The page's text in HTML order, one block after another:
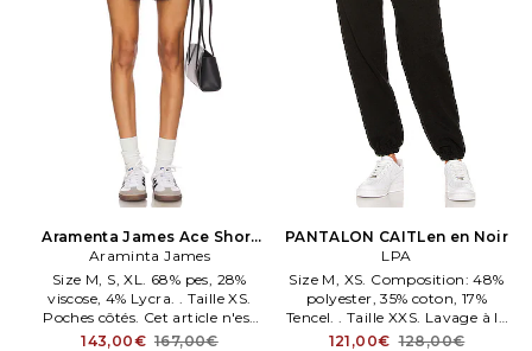
Aramenta James Ace Short
en Noir
Araminta James
Size M, S, XL. 68% pes, 28%
viscose, 4% Lycra. . Taille XS.
Poches côtés. Cet article n'est
pas vendu en lot.
143,00€ 167,00€
PANTALON CAITLen en Noir
LPA
Size M, XS. Composition: 48%
polyester, 35% coton, 17%
Tencel. . Taille XXS. Lavage à la
maen. Taille élastiquée.
121,00€ 128,00€